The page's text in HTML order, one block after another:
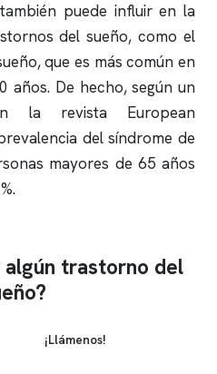
puede influir en la
del sueño, como el
, que es más común en
años. De hecho, según un
la revista European
del síndrome de
mayores de 65 años
algún trastorno del
¡Llámenos!